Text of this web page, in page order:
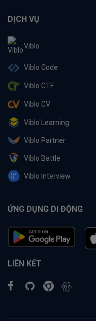
DỊCH VỤ
Viblo
Viblo Code
Viblo CTF
Viblo CV
Viblo Learning
Viblo Partner
Viblo Battle
Viblo Interview
ỨNG DỤNG DI ĐỘNG
LIÊN KẾT